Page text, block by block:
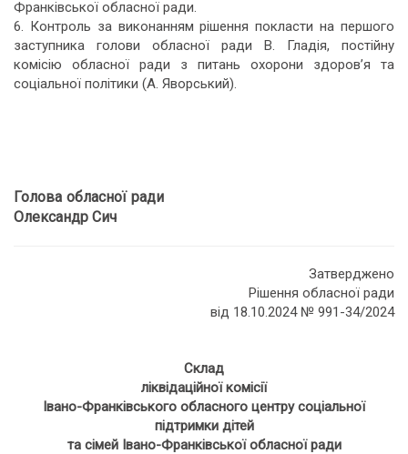
Франківської обласної ради.
6. Контроль за виконанням рішення покласти на першого
заступника голови обласної ради В. Гладія, постійну
комісію обласної ради з питань охорони здоров’я та
соціальної політики (А. Яворський).
Голова обласної ради
Олександр Сич
Затверджено
Рішення обласної ради
від 18.10.2024 № 991-34/2024
Склад
ліквідаційної комісії
Івано-Франківського обласного центру соціальної
підтримки дітей
та сімей Івано-Франківської обласної ради